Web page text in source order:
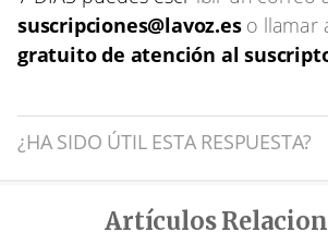
suscripciones@lavoz.eso llamar
gratuito de atención al
¿HA SIDO ÚTIL ESTA RESPUESTA?
Artículos